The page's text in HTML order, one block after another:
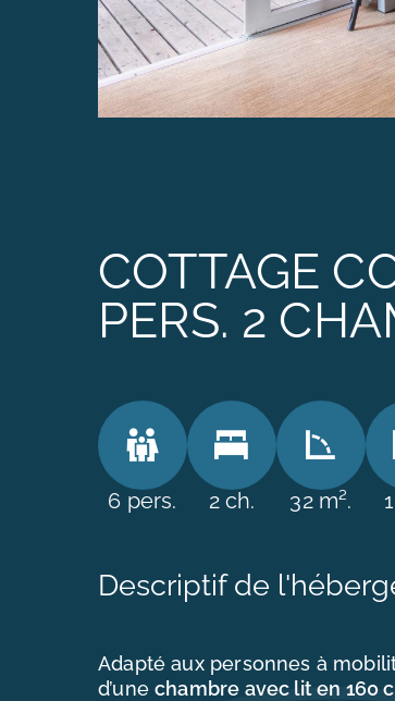
COTTAGE
PERS. 2
6 pers. 2 ch. 32 m².
Descriptif de
Adapté aux personnes à
d’unechambre avec lit en 160